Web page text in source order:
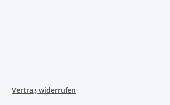
Vertrag widerrufen